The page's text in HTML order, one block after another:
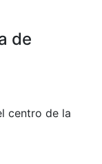
de
centro de la